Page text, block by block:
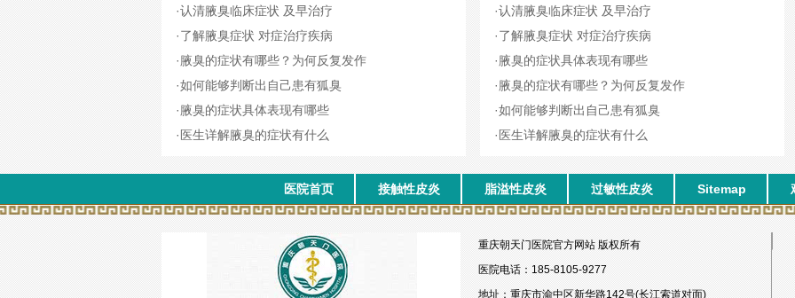
·认清腋臭临床症状 及早治疗
·了解腋臭症状 对症治疗疾病
·腋臭的症状有哪些？为何反复发作
·如何能够判断出自己患有狐臭
·腋臭的症状具体表现有哪些
·医生详解腋臭的症状有什么
·认清腋臭临床症状 及早治疗
·了解腋臭症状 对症治疗疾病
·腋臭的症状具体表现有哪些
·腋臭的症状有哪些？为何反复发作
·如何能够判断出自己患有狐臭
·医生详解腋臭的症状有什么
医院首页 接触性皮炎 脂溢性皮炎 过敏性皮炎 Sitemap
重庆朝天门医院官方网站 版权所有
医院电话：185-8105-9277
地址：重庆市渝中区新华路142号(长江索道对面)